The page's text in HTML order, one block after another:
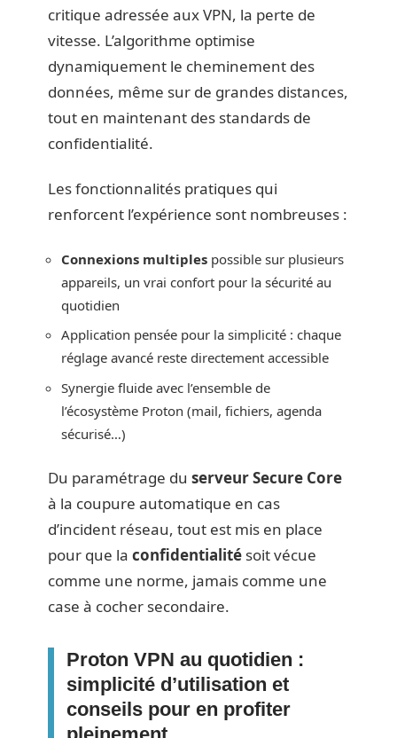
critique adressée aux VPN, la perte de
vitesse. L’algorithme optimise
dynamiquement le cheminement des
données, même sur de grandes distances,
tout en maintenant des standards de
confidentialité.
Les fonctionnalités pratiques qui
renforcent l’expérience sont nombreuses :
Connexions multiples possible sur plusieurs
appareils, un vrai confort pour la sécurité au
quotidien
Application pensée pour la simplicité : chaque
réglage avancé reste directement accessible
Synergie fluide avec l’ensemble de
l’écosystème Proton (mail, fichiers, agenda
sécurisé…)
Du paramétrage du serveur Secure Core
à la coupure automatique en cas
d’incident réseau, tout est mis en place
pour que la confidentialité soit vécue
comme une norme, jamais comme une
case à cocher secondaire.
Proton VPN au quotidien :
simplicité d’utilisation et
conseils pour en profiter